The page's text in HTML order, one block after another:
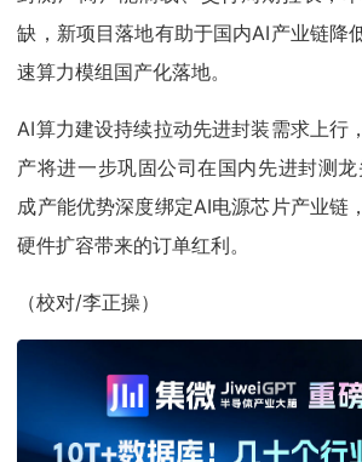
缺，新项目落地有助于国内AI产业链降
速算力模组国产化落地。
AI算力建设持续拉动先进封装需求上行
产将进一步巩固公司在国内先进封测
成产能优势深度绑定AI电源芯片产业链
硬件扩容带来的订单红利。
（校对/李正操）